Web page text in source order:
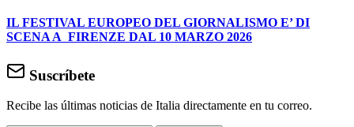
IL FESTIVAL EUROPEO DEL GIORNALISMO E’ DI
SCENA A FIRENZE DAL 10 MARZO 2026
Suscríbete
Recibe las últimas noticias de Italia directamente en tu correo.